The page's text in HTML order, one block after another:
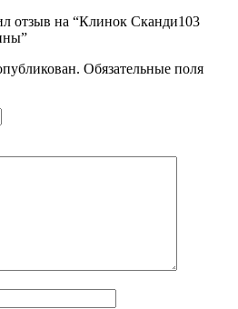
отзыв на “Клинок Сканди103
Обязательные поля